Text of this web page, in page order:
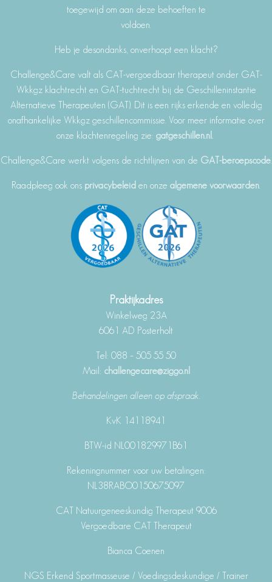
toegewijd om aan deze behoeften te
voldoen.
Heb je desondanks, onverhoopt een klacht?
Challenge&Care valt als CAT-vergoedbaar therapeut onder GAT-
Wkkgz klachtrecht en GAT-tuchtrecht bij de Geschilleninstantie
Alternatieve Therapeuten (GAT). Dit is een rijks erkende en volledig
onafhankelijke Wkkgz geschillencommissie. Voor meer informatie over
onze klachtenregeling zie: gatgeschillen.nl.
Challenge&Care werkt volgens de richtlijnen van de GAT-beroepscode.
Raadpleeg ook ons privacybeleid en onze algemene voorwaarden
Praktijkadres
Winkelweg 23A
6061 AD Posterholt
Tel: 088 – 505 55 50
Mail: challengecare@ziggo.nl
Behandelingen alleen op afspraak.
KvK 14118941
BTW-id NL001829971B61
Rekeningnummer voor uw betalingen:
NL38RABO0150675097
CAT Natuurgeneeskundig Therapeut 9006
Vergoedbare CAT Therapeut
Bianca Coenen
NGS Erkend Sportmasseuse / Voedingsdeskundige / Trainer